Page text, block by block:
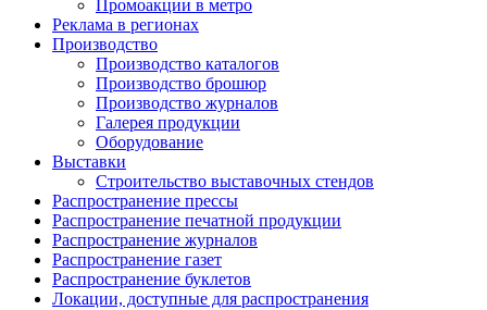
Промоакции в метро
Реклама в регионах
Производство
Производство каталогов
Производство брошюр
Производство журналов
Галерея продукции
Оборудование
Выставки
Строительство выставочных стендов
Распространение прессы
Распространение печатной продукции
Распространение журналов
Распространение газет
Распространение буклетов
Локации, доступные для распространения